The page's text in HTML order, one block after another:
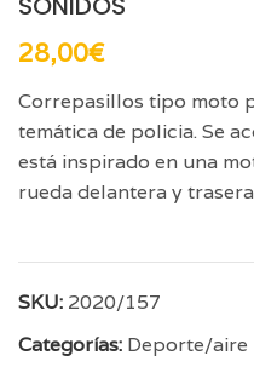
28,00€
Correpasillos tipo moto
temática de policia. Se
está inspirado en una
rueda delantera y
SKU: 2020/157
Categorías: Deporte/aire